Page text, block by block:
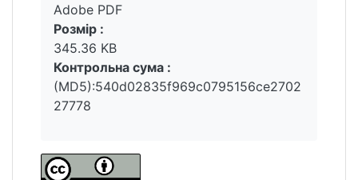
Adobe PDF
Розмір :
345.36 KB
Контрольна сума :
(MD5):540d02835f969c0795156ce2702
27778